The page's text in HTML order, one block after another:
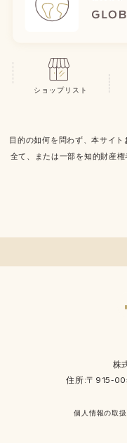
ショップリスト
目的の如何を問わず、本サイ
全て、または一部を知的財産
株
住所:〒915-
個人情報の取